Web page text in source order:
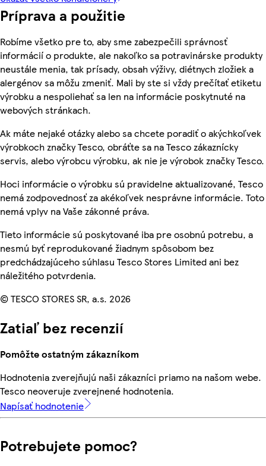
Príprava a použitie
Robíme všetko pre to, aby sme zabezpečili správnosť
informácií o produkte, ale nakoľko sa potravinárske produkty
neustále menia, tak prísady, obsah výživy, diétnych zložiek a
alergénov sa môžu zmeniť. Mali by ste si vždy prečítať etiketu
výrobku a nespoliehať sa len na informácie poskytnuté na
webových stránkach.
Ak máte nejaké otázky alebo sa chcete poradiť o akýchkoľvek
výrobkoch značky Tesco, obráťte sa na Tesco zákaznícky
servis, alebo výrobcu výrobku, ak nie je výrobok značky Tesco.
Hoci informácie o výrobku sú pravidelne aktualizované, Tesco
nemá zodpovednosť za akékoľvek nesprávne informácie. Toto
nemá vplyv na Vaše zákonné práva.
Tieto informácie sú poskytované iba pre osobnú potrebu, a
nesmú byť reprodukované žiadnym spôsobom bez
predchádzajúceho súhlasu Tesco Stores Limited ani bez
náležitého potvrdenia.
© TESCO STORES SR, a.s. 2026
Zatiaľ bez recenzií
Pomôžte ostatným zákazníkom
Hodnotenia zverejňujú naši zákazníci priamo na našom webe.
Tesco neoveruje zverejnené hodnotenia.
Napísať hodnotenie
Potrebujete pomoc?